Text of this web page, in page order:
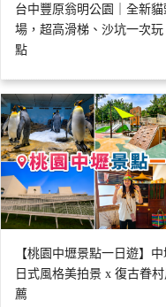
台中豐原翁明公園｜全新
場，超高滑梯、沙坑一次
點
【桃園中壢景點一日遊】
日式風格美拍景 x 復古眷
薦